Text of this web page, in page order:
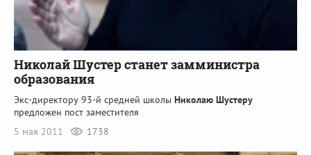
Николай Шустер станет замминистра
образования
Экс-директору 93-й средней школы Николаю Шустеру
предложен пост заместителя
5 мая 2011
1738